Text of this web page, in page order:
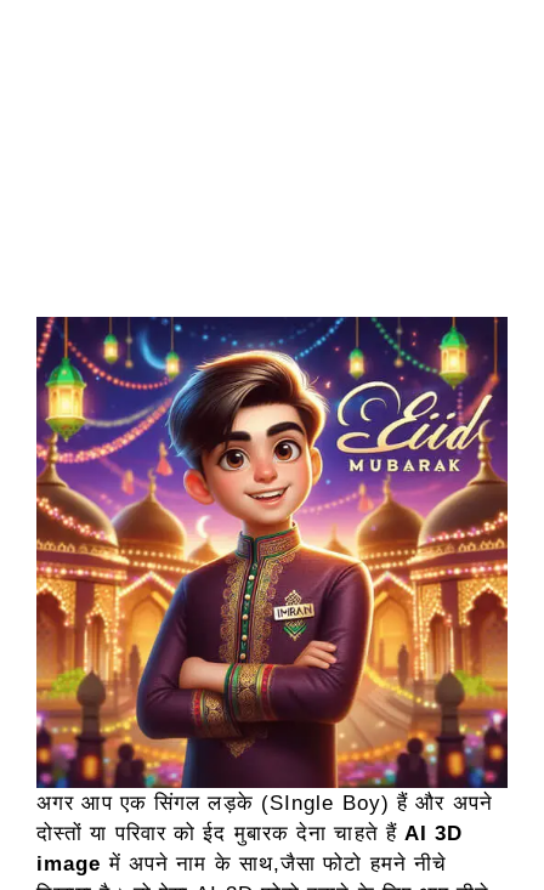
अगर आप एक सिंगल लड़के (SIngle Boy) हैं और अपने
दोस्तों या परिवार को ईद मुबारक देना चाहते हैंAI 3D
image में अपने नाम के साथ,जैसा फोटो हमने नीचे